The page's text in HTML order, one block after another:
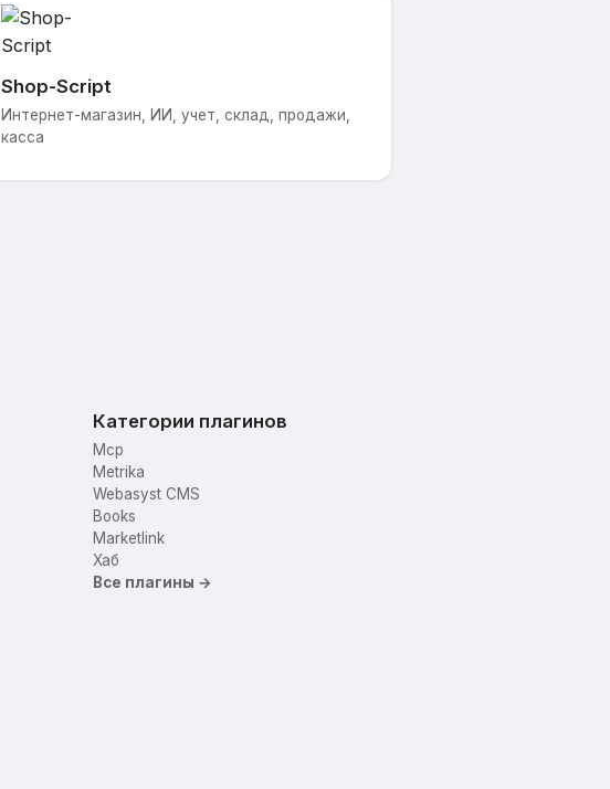
Shop-Script
Интернет-магазин, ИИ, учет, склад, продажи,
касса
Категории плагинов
Mcp
Metrika
Webasyst CMS
Books
Marketlink
Хаб
Все плагины →